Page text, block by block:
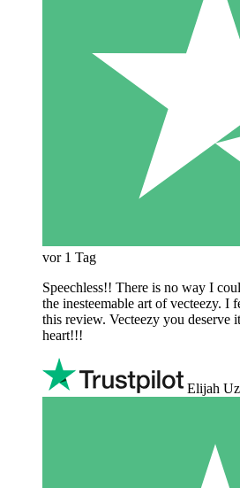
vor 1 Tag
Speechless!! There is no way I
the inesteemable art of vecteezy. I
this review. Vecteezy you deserve
heart!!!
Elijah